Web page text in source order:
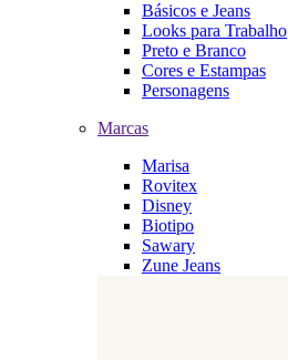
Básicos e Jeans
Looks para Trabalho
Preto e Branco
Cores e Estampas
Personagens
Marcas
Marisa
Rovitex
Disney
Biotipo
Sawary
Zune Jeans